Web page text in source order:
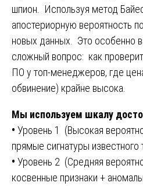
шпион. Используя метод
апостериорную вероятность
новых данных. Это особенно
сложный вопрос: как
ПО у топ-менеджеров, где
обвинение) крайне высока.
Мы используем шкалу
• Уровень 1 (Высокая
прямые сигнатуры известного
• Уровень 2 (Средняя
косвенные признаки +